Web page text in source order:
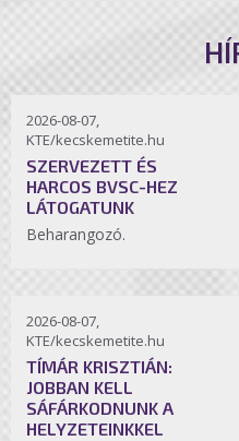
2026-08-07,
KTE/kecskemetite.hu
SZERVEZETT ÉS
HARCOS BVSC-HEZ
LÁTOGATUNK
Beharangozó.
2026-08-07,
KTE/kecskemetite.hu
TÍMÁR KRISZTIÁN:
JOBBAN KELL
SÁFÁRKODNUNK A
HELYZETEINKKEL